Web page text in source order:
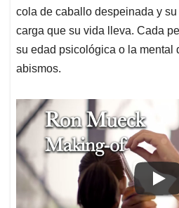
cola de caballo despeinada y
carga que su vida lleva. Cada
su edad psicológica o la mental
abismos.